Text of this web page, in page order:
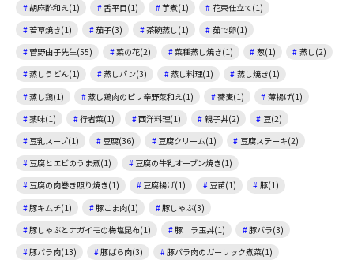
胡麻酢和え(1)
舌平目(1) 芋煮(1)
花束仕立て(1)
若草焼き(1)
茄子(3) 茶碗蒸し(1)
茹で卵(1)
菅野由子先生(55)
菜の花(2) 菜種蒸し焼き(1) 葱(1)
蒸し(2)
蒸しうどん(1)
蒸しパン(3) 蒸し料理(1)
蒸し焼き(1)
蒸し鶏(1)
蒸し鶏肉のピリ辛野菜和え(1) 蕎麦(1)
薄揚げ(1)
薬味(1)
行者菜(1) 西洋料理(1) 親子丼(2)
豆(2)
豆乳スープ(1)
豆腐(36) 豆腐クリーム(1)
豆腐ステーキ(2)
豆腐とエビのうま煮(1)
豆腐の牛乳オーブン焼き(1)
豆腐の肉巻き照り焼き(1)
豆腐揚げ(1) 豆苗(1)
豚(1)
豚キムチ(1)
豚こま肉(1)
豚しゃぶ(3)
豚しゃぶとナガイモの梅塩昆布(1)
豚ニラ玉丼(1)
豚バラ(3)
豚バラ肉(13)
豚ばら肉(3)
豚バラ肉のガーリック煮菜(1)